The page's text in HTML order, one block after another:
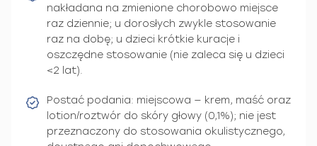
nakładana na zmienione chorobowo miejsce
raz dziennie; u dorosłych zwykle stosowanie
raz na dobę; u dzieci krótkie kuracje i
oszczędne stosowanie (nie zaleca się u dzieci
<2 lat).
Postać podania: miejscowa — krem, maść oraz
lotion/roztwór do skóry głowy (0,1%); nie jest
przeznaczony do stosowania okulistycznego,